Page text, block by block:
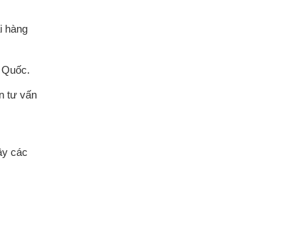
hàng
tư vấn
các